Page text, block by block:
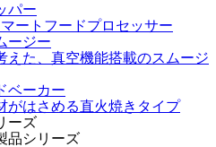
パー
ートフードプロセッサー
ージー
えた、真空機能搭載のスムージ
ベーカー
がはさめる直火焼きタイプ
ーズ
品シリーズ